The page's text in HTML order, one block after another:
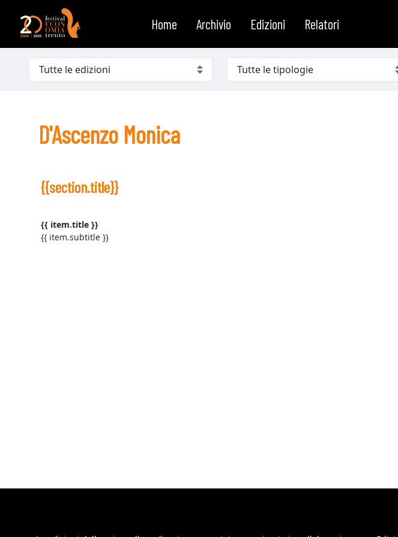
Saut au contenu
D&#39;Ascenzo Monica
Home Archivio Edizioni Relatori
D'Ascenzo Monica
{{section.title}}
{{ item.title }}
{{ item.subtitle }}